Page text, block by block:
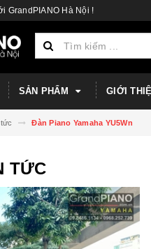
GrandPIANO Hà Nội !
SẢN PHẨM GIỚI
Đàn Piano Yamaha YU5Wn
TỨC